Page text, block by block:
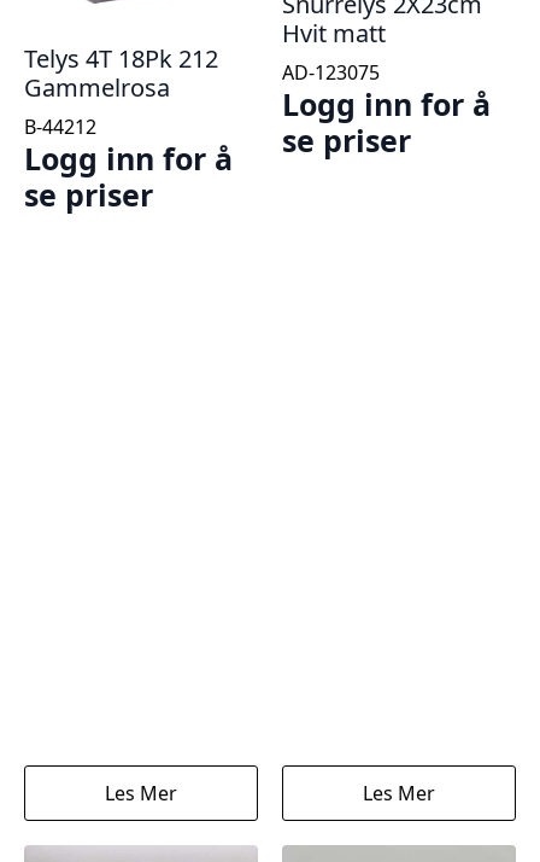
Telys 4T 18Pk 212
Gammelrosa
B-44212
Logg inn for å
se priser
Les Mer
Hvit matt
AD-123075
Logg inn for å
se priser
Les Mer